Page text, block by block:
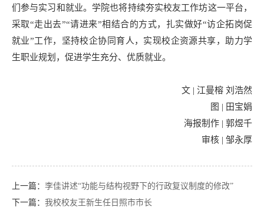
们参与实习和就业。学院也将持续夯实校友工作坊这一平台，
采取“走出去”“请进来”相结合的方式，扎实做好“访企拓岗促
就业”工作，坚持校企协同育人，实现校企资源共享，助力学
生职业规划，促进学生充分、优质就业。
文 | 江曼榕 刘浩然
图 | 田宝娟
海报制作 | 郭煜千
审核 | 邹永厚
上一篇： 李佳讲述“功能与结构视野下的行政复议制度的修改”
下一篇： 我校校友王新生任日照市市长